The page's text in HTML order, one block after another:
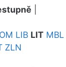
LIB LIT MBL
ZLN